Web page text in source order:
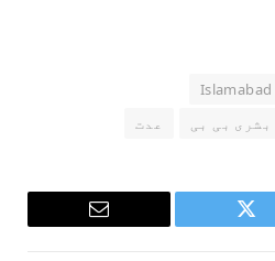
بشری بی بی عدت
Twitter
Email